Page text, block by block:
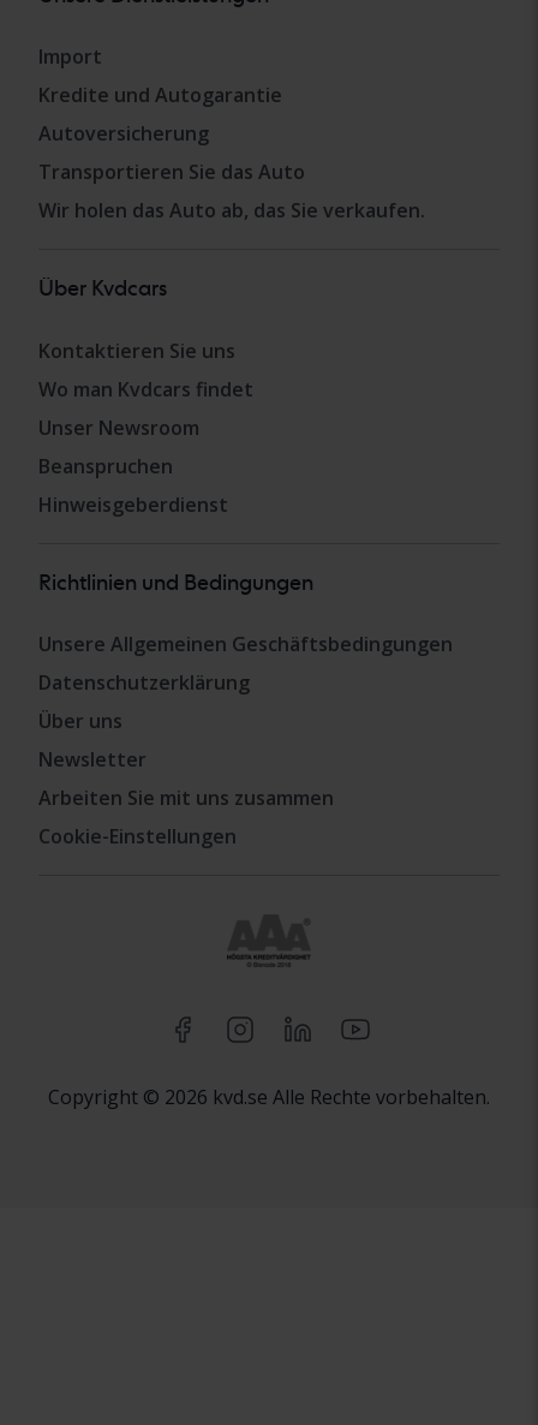
Import
Kredite und Autogarantie
Autoversicherung
Transportieren Sie das Auto
Wir holen das Auto ab, das Sie verkaufen.
Über Kvdcars
Kontaktieren Sie uns
Wo man Kvdcars findet
Unser Newsroom
Beanspruchen
Hinweisgeberdienst
Richtlinien und Bedingungen
Unsere Allgemeinen Geschäftsbedingungen
Datenschutzerklärung
Über uns
Newsletter
Arbeiten Sie mit uns zusammen
Cookie-Einstellungen
Copyright © 2026 kvd.se Alle Rechte vorbehalten.